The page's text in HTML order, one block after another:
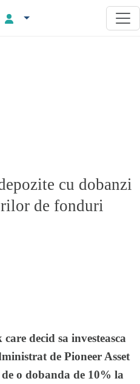
cu dobanzi
de fonduri
decid sa investeasca
de Pioneer Asset
o dobanda de 10% la